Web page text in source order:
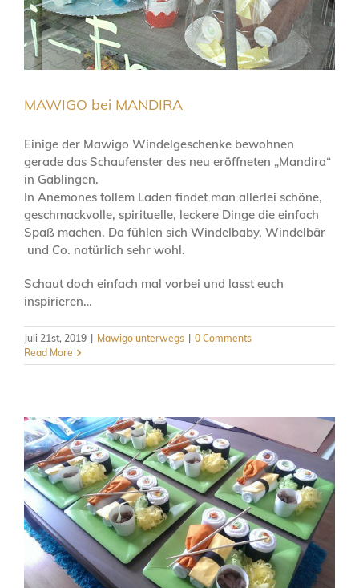
MAWIGO bei MANDIRA
Einige der Mawigo Windelgeschenke bewohnen
gerade das Schaufenster des neu eröffneten „Mandira“
in Gablingen.
In Anemones tollem Laden findet man allerlei schöne,
geschmackvolle, spirituelle, leckere Dinge die einfach
Spaß machen. Da fühlen sich Windelbaby, Windelbär
und Co. natürlich sehr wohl.
Schaut doch einfach mal vorbei und lasst euch
inspirieren…
Juli 21st, 2019 Mawigo unterwegs
0 Comments
Read More